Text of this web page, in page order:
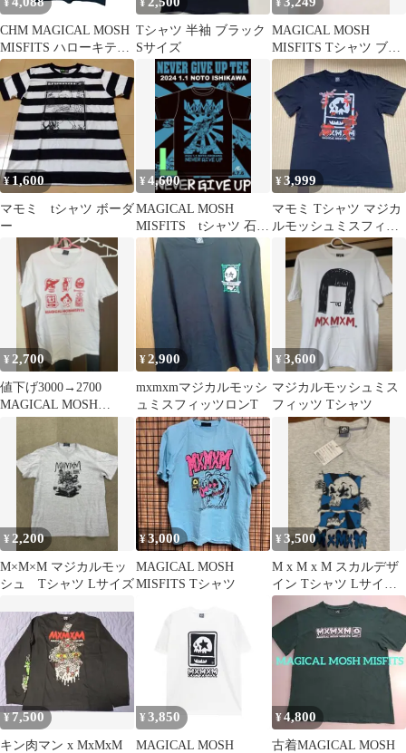
¥
CHM MAGICAL MOSH
MISFITS ハローキティ
Tシャツ メンズ レディ
ース ユニセックス 古着
MXMXM スケート パン
ク バンド キャラクター
黒
¥
Tシャツ 半袖 ブラック
Sサイズ
¥
MAGICAL MOSH
MISFITS Tシャツ ブラ
ック S
¥ 1,600
マモミ tシャツ ボーダ
ー
¥4,600
MAGICAL MOSH
MISFITS tシャツ 石川
復興 Lサイズ
¥3,999
マモミ Tシャツ マジカ
ルモッシュミスフィッ
ツ ロゴTシャツ
MXMXM
¥2,700
値下げ3000→2700
MAGICAL MOSH
¥2,900
mxmxmマジカルモッシ
ュミスフィッツロンT
¥3,600
マジカルモッシュミス
フィッツ Tシャツ
¥ 2,200
M×M×M マジカルモッ
シュ Tシャツ Lサイズ
¥3,000
MAGICAL MOSH
MISFITS Tシャツ
¥3,500
M x M x M スカルデザ
イン Tシャツ Lサイズ
グレー
¥7,500
キン肉マン x MxMxM
¥ 3,850
MAGICAL MOSH
¥4,800
古着MAGICAL MOSH